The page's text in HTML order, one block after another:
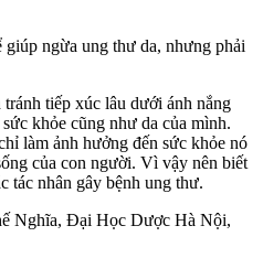
giúp ngừa ung thư da, nhưng phải
tiếp xúc lâu dưới ánh nắng
khỏe cũng như da của mình.
làm ảnh hưởng đến sức khỏe nó
của con người. Vì vậy nên biết
tác nhân gây bệnh ung thư.
Nghĩa, Đại Học Dược Hà Nội,